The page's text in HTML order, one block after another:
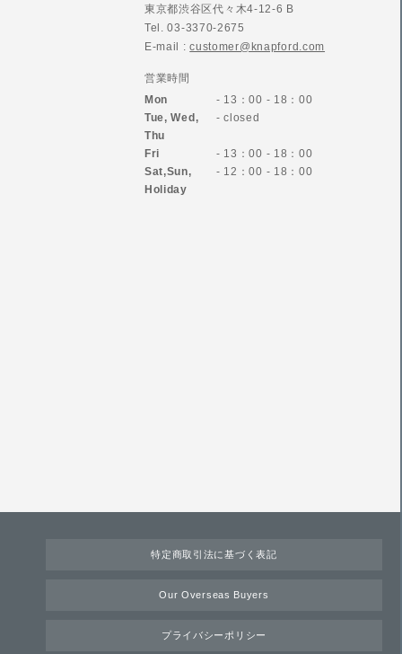
東京都渋谷区代々木4-12-6 B
Tel. 03-3370-2675
E-mail :customer@knapford.com
営業時間
Mon
- 13：00 - 18：00
Tue, Wed,
Thu
- closed
Fri
- 13：00 - 18：00
Sat,Sun,
Holiday
- 12：00 - 18：00
特定商取引法に基づく表記
Our Overseas Buyers
プライバシーポリシー